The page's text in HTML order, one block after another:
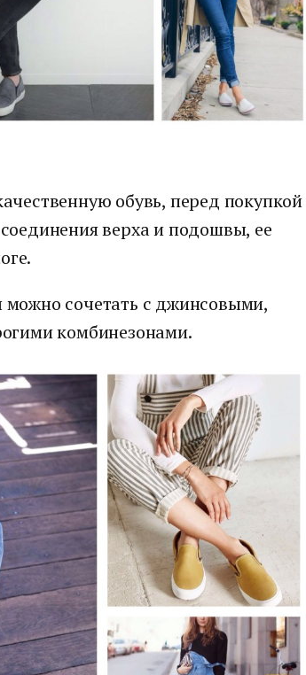
обувь, перед покупкой
верха и подошвы, ее
сочетать с джинсовыми,
комбинезонами.